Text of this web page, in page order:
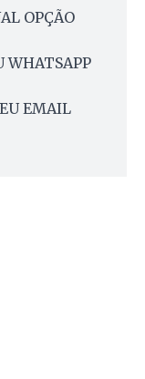
OPÇÃO
WHATSAPP
EMAIL